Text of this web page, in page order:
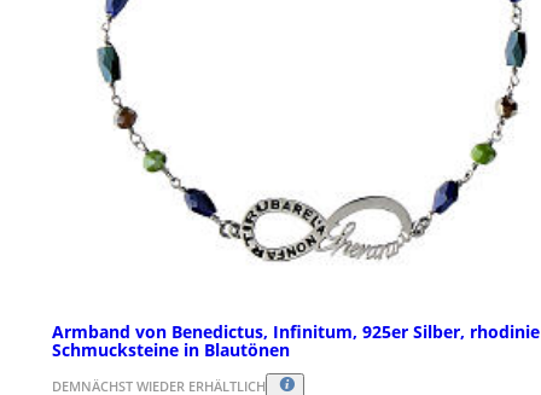
Armband von Benedictus, Infinitum, 925er Silber,
Schmucksteine in Blautönen
DEMNÄCHST WIEDER ERHÄLTLICH